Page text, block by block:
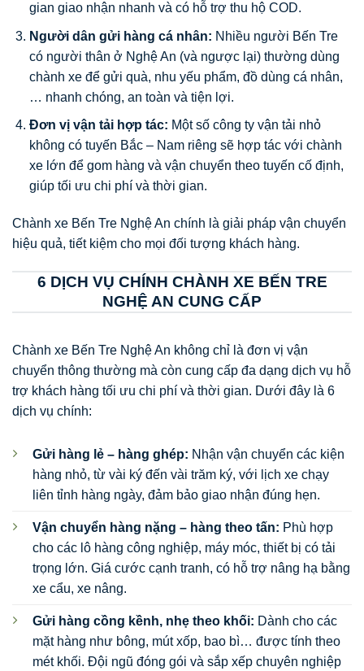
gian giao nhận nhanh và có hỗ trợ thu hộ COD.
Người dân gửi hàng cá nhân: Nhiều người Bến Tre
có người thân ở Nghệ An (và ngược lại) thường dùng
chành xe để gửi quà, nhu yếu phẩm, đồ dùng cá nhân,
… nhanh chóng, an toàn và tiện lợi.
Đơn vị vận tải hợp tác: Một số công ty vận tải nhỏ
không có tuyến Bắc – Nam riêng sẽ hợp tác với chành
xe lớn để gom hàng và vận chuyển theo tuyến cố định,
giúp tối ưu chi phí và thời gian.
Chành xe Bến Tre Nghệ An chính là giải pháp vận chuyển
hiệu quả, tiết kiệm cho mọi đối tượng khách hàng.
6 DỊCH VỤ CHÍNH CHÀNH XE BẾN TRE
NGHỆ AN CUNG CẤP
Chành xe Bến Tre Nghệ An không chỉ là đơn vị vận
chuyển thông thường mà còn cung cấp đa dạng dịch vụ hỗ
trợ khách hàng tối ưu chi phí và thời gian. Dưới đây là 6
dịch vụ chính:
Gửi hàng lẻ – hàng ghép: Nhận vận chuyển các kiện
hàng nhỏ, từ vài ký đến vài trăm ký, với lịch xe chạy
liên tỉnh hàng ngày, đảm bảo giao nhận đúng hẹn.
Vận chuyển hàng nặng – hàng theo tấn: Phù hợp
cho các lô hàng công nghiệp, máy móc, thiết bị có tải
trọng lớn. Giá cước cạnh tranh, có hỗ trợ nâng hạ bằng
xe cẩu, xe nâng.
Gửi hàng cồng kềnh, nhẹ theo khối: Dành cho các
mặt hàng như bông, mút xốp, bao bì… được tính theo
mét khối. Đội ngũ đóng gói và sắp xếp chuyên nghiệp